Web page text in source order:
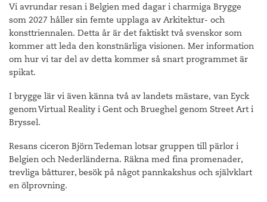
Vi avrundar resan i Belgien med dagar i charmiga Brygge
som 2027 håller sin femte upplaga av Arkitektur- och
konsttriennalen. Detta år är det faktiskt två svenskor som
kommer att leda den konstnärliga visionen. Mer information
om hur vi tar del av detta kommer så snart programmet är
spikat.
I brygge lär vi även känna två av landets mästare, van Eyck
genom Virtual Reality i Gent och Brueghel genom Street Art i
Bryssel.
Resans ciceron Björn Tedeman lotsar gruppen till pärlor i
Belgien och Nederländerna. Räkna med fina promenader,
trevliga båtturer, besök på något pannkakshus och självklart
en ölprovning.